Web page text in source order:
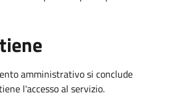
amministrativo si conclude
l'accesso al servizio.